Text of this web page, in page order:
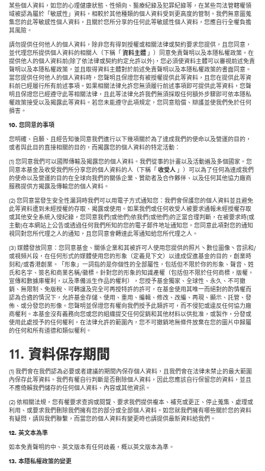
某些個人資料，如您的心理健康狀態、性傾向、醫療紀錄及犯罪紀錄等，在某些司法管轄權領
域被認為屬於「敏感性」資料，相較於其他種類的個人資料受到更高度的管制。我們無意圖蒐
集您的此等敏感性個人資料，且關於您所分享的任何此等敏感性個人資料，您應自行全權負擔
其風險。
請勿提供任何他人的個人資料，除非您有得到授權或相關法律或契約要求您提供，且您同意，
並代理您所提供個人資料的相關人（下稱「資料主體 」）同意免責聲明以及本隱私權政策。在
提供他人的個人資料前(除了依法律或契約約定允許以外)，您必須使資料主體可以審視前述免責
聲明以及本隱私權政策，並且取得資料主體對於前述免責聲明以及本隱私權政策的書面同意。
當您提供任何他人的個人資料時，您聲明且保證您有被授權提供此等資料，且您在提供此等資
料前已經履行所有前述事項。如果相關法律允許您無須履行前述事項即可提供此等資料，您聲
明且保證您已經遵守此等相關法律，且此等法律允許我們無須採取任何額外步驟即可依本隱私
權政策接受以及揭露此等資料。若您未能遵守此項規定，您同意賠償、辯護並使我們免於任何
損害。
10. 您同意的事項
您明確、自願、且經告知後同意我們進行以下幾項關於為了達成我們的使命以及營運的目的，
或者與此目的直接相關的目的，而揭露您的個人資料的特定活動：
(1) 您同意我們可以國際傳輸及揭露您的個人資料。我們從事的計畫以及活動遍及多個國家。您
同意本基金及收受我們所分享您的個人資料的人（下稱「收受人 」）可以為了任何為達成我們
的使命以及營運的目的在全球向我們的關係企業、贊助者及合作夥伴、以及任何其他協力廠商
服務提供方揭露及傳輸您的個人資料。
(2) 您同意當發生安全性漏洞時我們可以用電子方式通知您：我們會保護您的個人資料並且避免
此等資料遭到未經授權的存取、揭露或使用。如果我們或任何收受人被要求通報未經授權存取
或其他安全系統入侵紀錄，您同意我們(或他們)依我們(或他們)的正當合理判斷，在被要求時(或
主動)在本網站上公告或透過任何我們所知的您的電子郵件地址通知您。您同意此項對您的通知
視同對您所代理之人的通知，且您同意會轉達此等通知給您所代理之人。
(3) 媒體發放同意：您同意基金、關係企業和其被許可人使用您提供的照片丶數位圖像丶音訊和/
或視頻片段，在任何形式的媒體使用您的形象（定義見下文）以達成促進基金的目的，創業時
刻和/或香港創業。「形象」一詞指的是你個性的全部屬性，包括但不限於你的形象、聲音、姓
氏和名字、簽名和商業名稱/徽標。針對您的形象的知識產權（包括但不限於任何商標，版權，
宣傳和數據庫權利，以及準備派生作品的權利），您授予基金獨家、全球性、永久、不可撤
銷、無限制、免版稅、可轉讓及完全可再授特許的許可，在基金使用其唯一而絕對的酌情權而
認為合適的情況下，允許基金存儲、使用、重用、編輯、修改、改編、再現、顯示、託管、發
佈、或分發您的形像。您聲明並保證您有權向我們授予此類許可，而不侵犯或違反任何協力廠
商權利。本基金沒有義務向您或您的組織提交任何促銷和其他材料以供批准，或製作，分發或
使用此處授予的任何權利。在法律允許的範圍內，您不可撤銷地無條件放棄在您的圖片中歸屬
的任何和所有道德和類似權利。
11. 資料保存期間
(1) 我們會在我們認為必要或者建議的期間內保存個人資料，且我們會在法律未禁止的最大範圍
內保存此等資料。我們有權自行判斷是否刪除個人資料，因此您應該自行保留您的資料，並且
不應倚賴我們儲存的任何個人資料、內容或其他資訊。
(2) 依相關法規，您有權要求查詢或閱覽、要求我們提供複本、補充或更正、停止蒐集、處理或
利用、或要求我們刪除我們擁有您的部分或全部個人資料。如您就我們擁有哪些關於您的資料
有疑問，請與我們聯繫，而當您的個人資料有變更時也請提供最新資料給我們。
12. 英文本為準
如本免責聲明的中、英文版本有任何歧義，概以英文版本為準。
13. 本隱私權政策的變更